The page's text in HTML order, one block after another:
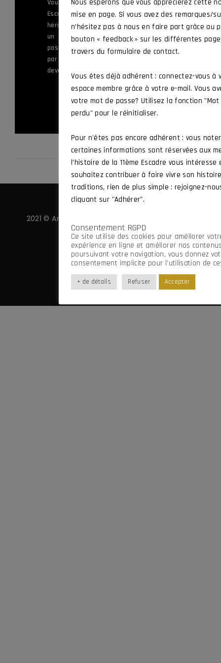
Vous servez ou avez appartenu à la 11
Escadre de Chasse, ou à l’une des unités
héritières de ses traditions, ou vous êtes
un sympathisant souhaitant mettre sa
passion au service des valeurs défendues
par l’Amicale et vous souhaitez en
devenir membre.
ADHÉRER
2021 © Amicale 11 ·
Mentions légales
Imaginé par Frenchify
Nous espérons que vous apprécierez cette
mise en page. Si vous avez des remarques/
n’hésitez pas à nous en faire part grâce au
bouton « feedback » sur les différentes
travers du formulaire de contact.
Vous êtes déjà adhérent : connectez-vous à
espace membre grâce à votre e-mail. Vous
votre mot de passe? Utilisez la fonction
perdu" pour le réinitialiser.
Pour n'êtes pas encore adhérent : vous
certaines informations sont réservées aux
l’histoire de la 11ème Escadre vous intéresse
souhaitez contribuer à faire vivre son
traditions, rien de plus simple : rejoignez-
cliquant sur "Adhérer".
Consentement RGPD
Ce site utilise des cookies pour améliorer
expérience en ligne et améliorer nos
poursuivant votre navigation, vous donnez
consentement implicite pour l’utilisation de
+ de détails Refuser Accepter